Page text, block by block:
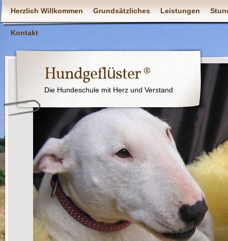
Herzlich Willkommen Grundsätzliches Leistungen
Kontakt
Hundgeflüster ®
Die Hundeschule mit Herz und Verstand